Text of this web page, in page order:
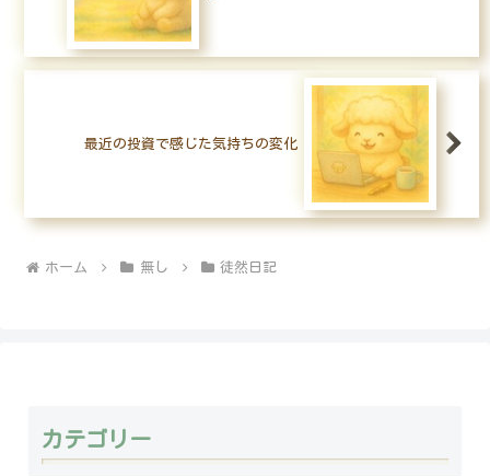
最近の投資で感じた気持ちの変化
ホーム 無し 徒然日記
カテゴリー